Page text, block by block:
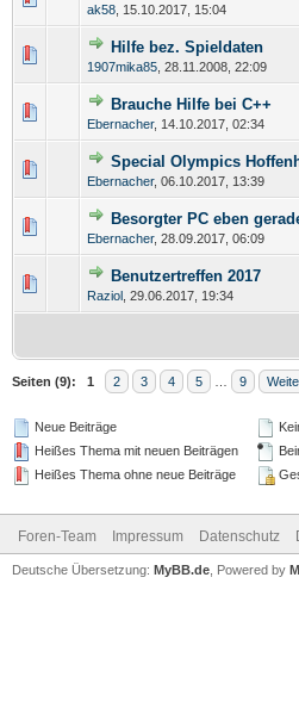
ak58 15.10.2017, 15:04
Hilfe bez. Spieldaten
1907mika85 28.11.2008, 22:09
Brauche Hilfe bei C++
Ebernacher, 14.10.2017, 02:34
Special Olympics
Ebernacher, 06.10.2017, 13:39
Besorgter PC eben
Ebernacher, 28.09.2017, 06:09
Benutzertreffen 2017
Raziol 29.06.2017, 19:34
Seiten (9): 1 2 3 4 5 9
Neue Beiträge
Heißes Thema mit neuen Beiträgen
Heißes Thema ohne neue Beiträge
Foren-Team Impressum Datenschutz
Deutsche Übersetzung: MyBB.de , Powered by